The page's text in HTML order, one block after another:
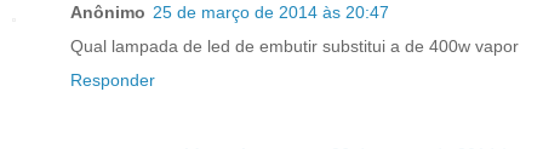
Anônimo 25 de março de 2014 às 20:47
Qual lampada de led de embutir substitui a de 400w vapor
Responder